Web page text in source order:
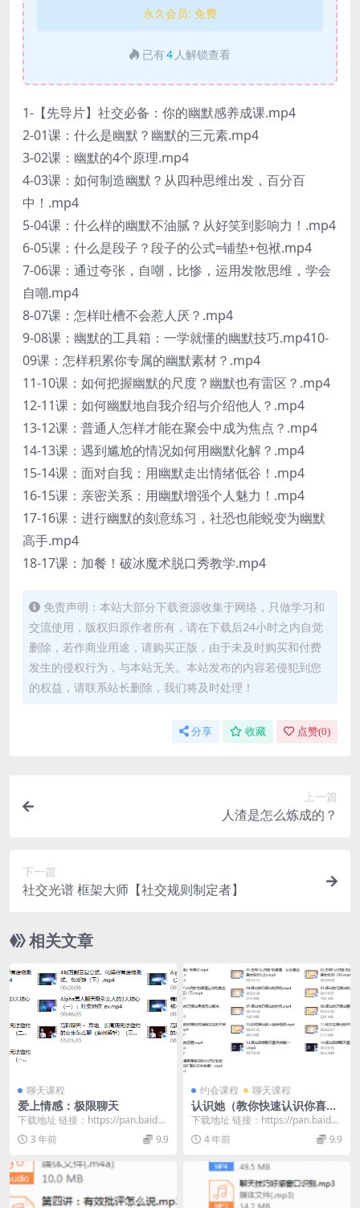
永久会员: 免费
已有4 人解锁查看
1-【先导片】社交必备：你的幽默感养成课.mp4
2-01课：什么是幽默？幽默的三元素.mp4
3-02课：幽默的4个原理.mp4
4-03课：如何制造幽默？从四种思维出发，百分百
中！.mp4
5-04课：什么样的幽默不油腻？从好笑到影响力！.mp4
6-05课：什么是段子？段子的公式=铺垫+包袱.mp4
7-06课：通过夸张，自嘲，比惨，运用发散思维，学会
自嘲.mp4
8-07课：怎样吐槽不会惹人厌？.mp4
9-08课：幽默的工具箱：一学就懂的幽默技巧.mp410-
09课：怎样积累你专属的幽默素材？.mp4
11-10课：如何把握幽默的尺度？幽默也有雷区？.mp4
12-11课：如何幽默地自我介绍与介绍他人？.mp4
13-12课：普通人怎样才能在聚会中成为焦点？.mp4
14-13课：遇到尴尬的情况如何用幽默化解？.mp4
15-14课：面对自我：用幽默走出情绪低谷！.mp4
16-15课：亲密关系：用幽默增强个人魅力！.mp4
17-16课：进行幽默的刻意练习，社恐也能蜕变为幽默
高手.mp4
18-17课：加餐！破冰魔术脱口秀教学.mp4
免责声明：本站大部分下载资源收集于网络，只做学习和
交流使用，版权归原作者所有，请在下载后24小时之内自觉
删除，若作商业用途，请购买正版，由于未及时购买和付费
发生的侵权行为，与本站无关。本站发布的内容若侵犯到您
的权益，请联系站长删除，我们将及时处理！
分享 收藏 点赞(0)
上一篇
人渣是怎么炼成的？
下一篇
社交光谱 框架大师【社交规则制定者】
相关文章
聊天课程
爱上情感：极限聊天
下载地址 链接：https://pan.baidu.
com/s/14DembGW...
3 年前 9.9
约会课程 聊天课程
认识她（教你快速认识你喜欢
的女孩）
下载地址 链接：https://pan.baidu.
com/s/1I4Xy8rt...
4 年前 9.9